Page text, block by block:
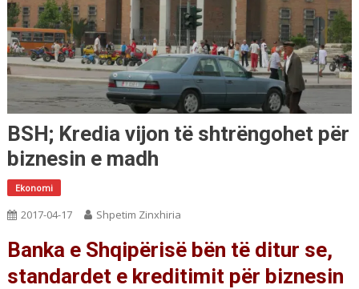
BSH; Kredia vijon të shtrëngohet për
biznesin e madh
Ekonomi
2017-04-17 Shpetim Zinxhiria
Banka e Shqipërisë bën të ditur se,
standardet e kreditimit për biznesin